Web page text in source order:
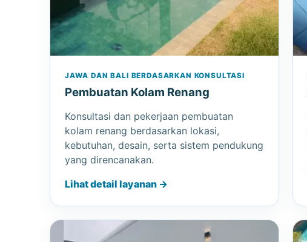
JAWA DAN BALI BERDASARKAN KONSULTASI
Pembuatan Kolam Renang
Konsultasi dan pekerjaan pembuatan
kolam renang berdasarkan lokasi,
kebutuhan, desain, serta sistem pendukung
yang direncanakan.
Lihat detail layanan →